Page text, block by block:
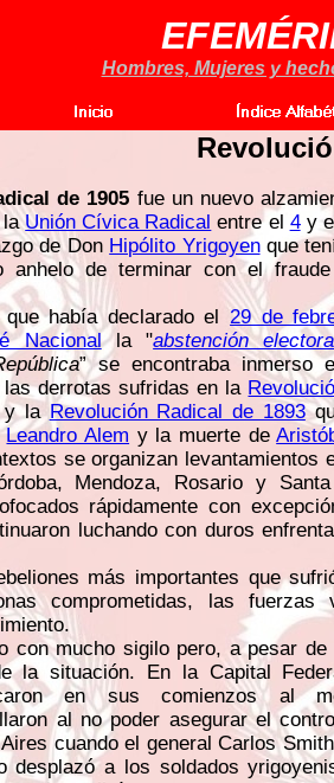
Hombres, Mujeres y
de 1905 fue un nuevo
laUnión Cívica Radical entre el 4y
de Don Hipólito Yrigoyenque
anhelo de terminar con el
que había declarado el29 de
Nacionalla "abstención
” se encontraba inmerso
derrotas sufridas en la
laRevolución Radical de 1893
Leandro Alem y la muerte de
se organizan levantamientos
Mendoza, Rosario y
rápidamente con
luchando con duros
más importantes que
comprometidas, las fuerzas
con mucho sigilo pero, a pesar de
la situación. En la Capital
en sus comienzos al
al no poder asegurar el
cuando el general Carlos
desplazó a los soldados